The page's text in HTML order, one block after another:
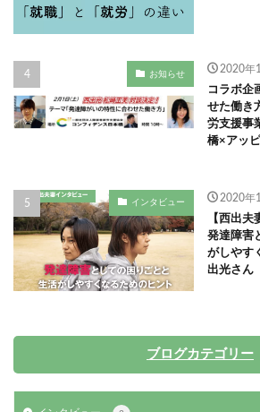
お知らせ 2020年
コラボ企
せた働き
労支援事
橋×アッ
インタビュー 2020年
【西出夫
発達障害
がしやす
出光さん
ブログカテゴリー